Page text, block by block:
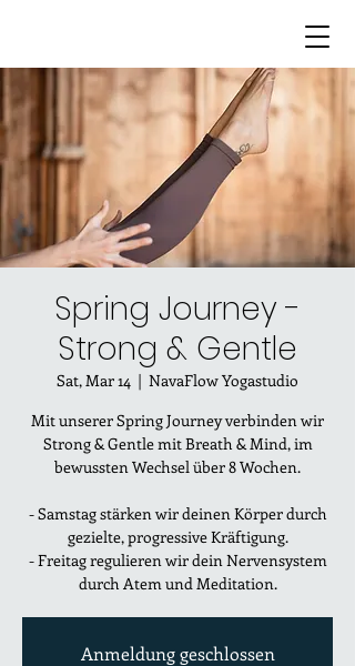
Spring Journey -
Strong & Gentle
Sat, Mar 14
  |
NavaFlow Yogastudio
Mit unserer Spring Journey verbinden wir
Strong & Gentle mit Breath & Mind, im
bewussten Wechsel über 8 Wochen.
- Samstag stärken wir deinen Körper durch
gezielte, progressive Kräftigung.
- Freitag regulieren wir dein Nervensystem
durch Atem und Meditation.
Anmeldung geschlossen